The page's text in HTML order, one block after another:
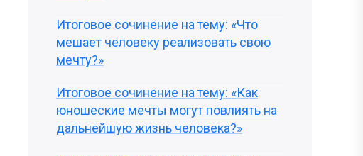
Итоговое сочинение на тему: «Что
мешает человеку реализовать свою
мечту?»
Итоговое сочинение на тему: «Как
юношеские мечты могут повлиять на
дальнейшую жизнь человека?»